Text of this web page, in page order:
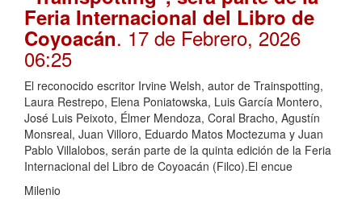
Feria Internacional del Libro de
Coyoacán. 17 de Febrero, 2026
06:25
El reconocido escritor Irvine Welsh, autor de Trainspotting,
Laura Restrepo, Elena Poniatowska, Luis García Montero,
José Luis Peixoto, Élmer Mendoza, Coral Bracho, Agustín
Monsreal, Juan Villoro, Eduardo Matos Moctezuma y Juan
Pablo Villalobos, serán parte de la quinta edición de la Feria
Internacional del Libro de Coyoacán (Filco).El encue
Milenio